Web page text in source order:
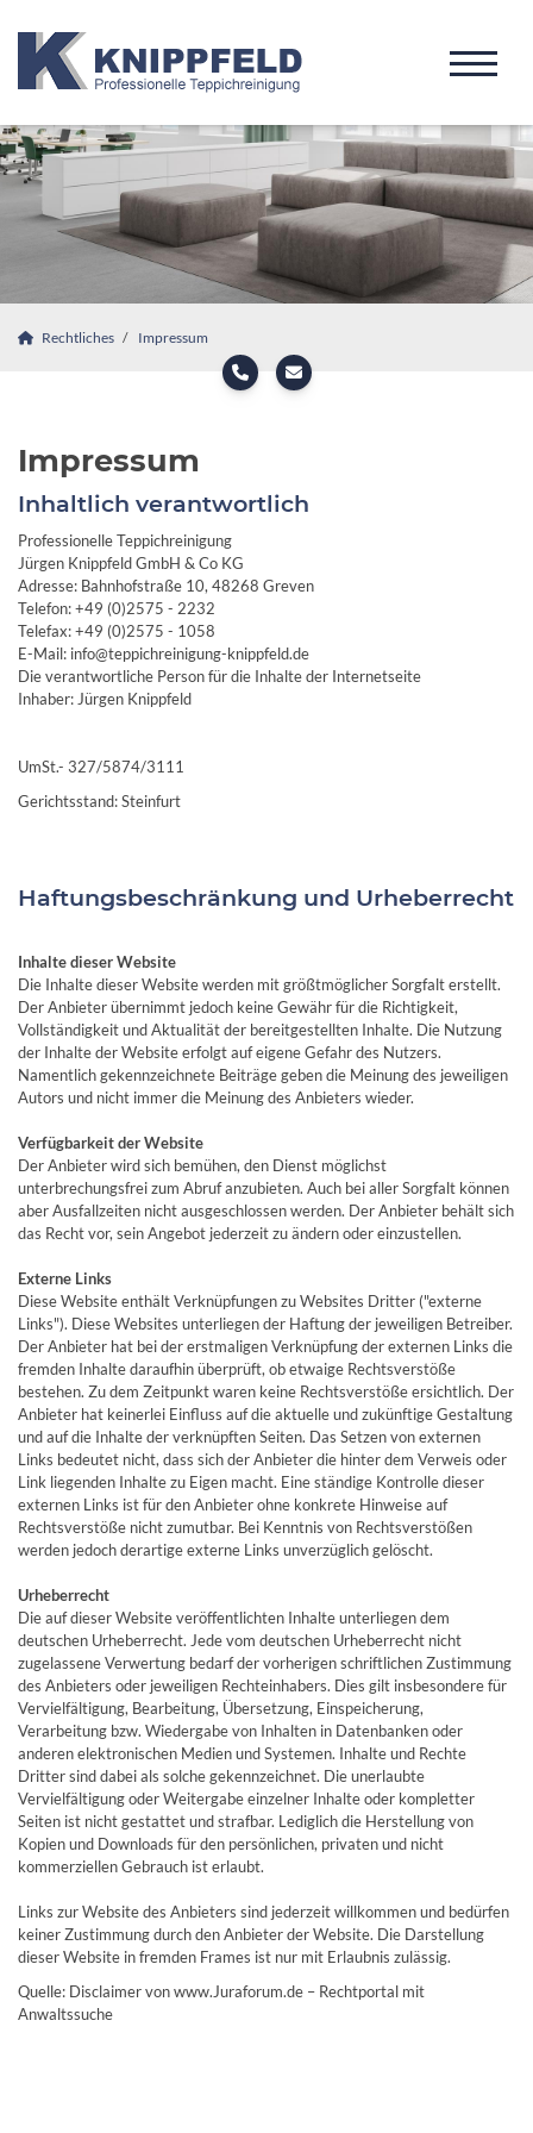
Rechtliches Impressum
Impressum
Inhaltlich verantwortlich
Professionelle Teppichreinigung
Jürgen Knippfeld GmbH & Co KG
Adresse: Bahnhofstraße 10, 48268 Greven
Telefon: +49 (0)2575 - 2232
Telefax: +49 (0)2575 - 1058
E-Mail: info@teppichreinigung-knippfeld.de
Die verantwortliche Person für die Inhalte der Internetseite
Inhaber: Jürgen Knippfeld
UmSt.- 327/5874/3111
Gerichtsstand: Steinfurt
Haftungsbeschränkung und Urheberrecht
Inhalte dieser Website
Die Inhalte dieser Website werden mit größtmöglicher Sorgfalt erstellt.
Der Anbieter übernimmt jedoch keine Gewähr für die Richtigkeit,
Vollständigkeit und Aktualität der bereitgestellten Inhalte. Die Nutzung
der Inhalte der Website erfolgt auf eigene Gefahr des Nutzers.
Namentlich gekennzeichnete Beiträge geben die Meinung des jeweiligen
Autors und nicht immer die Meinung des Anbieters wieder.
Verfügbarkeit der Website
Der Anbieter wird sich bemühen, den Dienst möglichst
unterbrechungsfrei zum Abruf anzubieten. Auch bei aller Sorgfalt können
aber Ausfallzeiten nicht ausgeschlossen werden. Der Anbieter behält sich
das Recht vor, sein Angebot jederzeit zu ändern oder einzustellen.
Externe Links
Diese Website enthält Verknüpfungen zu Websites Dritter ("externe
Links"). Diese Websites unterliegen der Haftung der jeweiligen Betreiber.
Der Anbieter hat bei der erstmaligen Verknüpfung der externen Links die
fremden Inhalte daraufhin überprüft, ob etwaige Rechtsverstöße
bestehen. Zu dem Zeitpunkt waren keine Rechtsverstöße ersichtlich. Der
Anbieter hat keinerlei Einfluss auf die aktuelle und zukünftige Gestaltung
und auf die Inhalte der verknüpften Seiten. Das Setzen von externen
Links bedeutet nicht, dass sich der Anbieter die hinter dem Verweis oder
Link liegenden Inhalte zu Eigen macht. Eine ständige Kontrolle dieser
externen Links ist für den Anbieter ohne konkrete Hinweise auf
Rechtsverstöße nicht zumutbar. Bei Kenntnis von Rechtsverstößen
werden jedoch derartige externe Links unverzüglich gelöscht.
Urheberrecht
Die auf dieser Website veröffentlichten Inhalte unterliegen dem
deutschen Urheberrecht. Jede vom deutschen Urheberrecht nicht
zugelassene Verwertung bedarf der vorherigen schriftlichen Zustimmung
des Anbieters oder jeweiligen Rechteinhabers. Dies gilt insbesondere für
Vervielfältigung, Bearbeitung, Übersetzung, Einspeicherung,
Verarbeitung bzw. Wiedergabe von Inhalten in Datenbanken oder
anderen elektronischen Medien und Systemen. Inhalte und Rechte
Dritter sind dabei als solche gekennzeichnet. Die unerlaubte
Vervielfältigung oder Weitergabe einzelner Inhalte oder kompletter
Seiten ist nicht gestattet und strafbar. Lediglich die Herstellung von
Kopien und Downloads für den persönlichen, privaten und nicht
kommerziellen Gebrauch ist erlaubt.
Links zur Website des Anbieters sind jederzeit willkommen und bedürfen
keiner Zustimmung durch den Anbieter der Website. Die Darstellung
dieser Website in fremden Frames ist nur mit Erlaubnis zulässig.
Quelle: Disclaimer von www.Juraforum.de – Rechtportal mit
Anwaltssuche